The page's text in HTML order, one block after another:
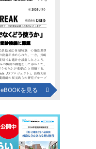
eBOOKを見る